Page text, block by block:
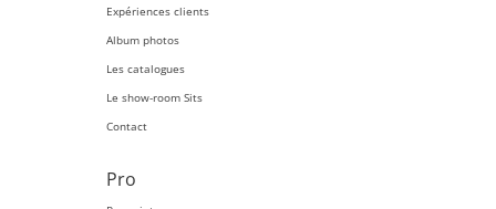
Expériences clients
Album photos
Les catalogues
Le show-room Sits
Contact
Pro